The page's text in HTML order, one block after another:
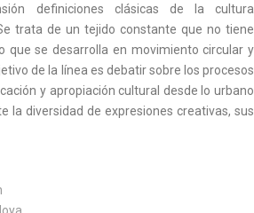
definiciones clásicas de la cultura
trata de un tejido constante que no tiene
que se desarrolla en movimiento circular y
de la línea es debatir sobre los procesos
y apropiación cultural desde lo urbano
la diversidad de expresiones creativas, sus